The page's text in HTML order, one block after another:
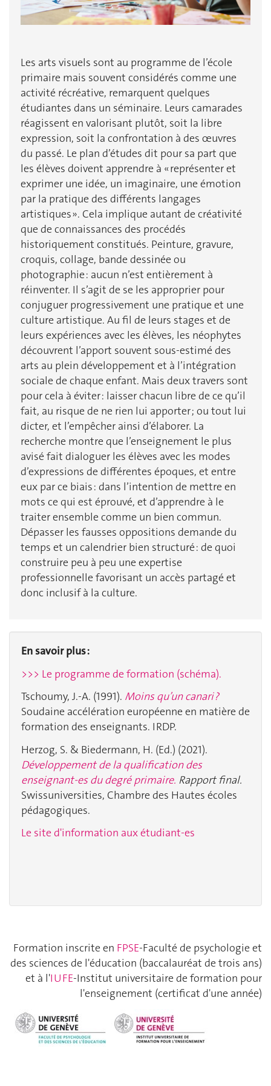
Les arts visuels sont au programme de l’école
primaire mais souvent considérés comme une
activité récréative, remarquent quelques
étudiantes dans un séminaire. Leurs camarades
réagissent en valorisant plutôt, soit la libre
expression, soit la confrontation à des œuvres
du passé. Le plan d’études dit pour sa part que
les élèves doivent apprendre à « représenter et
exprimer une idée, un imaginaire, une émotion
par la pratique des différents langages
artistiques ». Cela implique autant de créativité
que de connaissances des procédés
historiquement constitués. Peinture, gravure,
croquis, collage, bande dessinée ou
photographie : aucun n’est entièrement à
réinventer. Il s’agit de se les approprier pour
conjuguer progressivement une pratique et une
culture artistique. Au fil de leurs stages et de
leurs expériences avec les élèves, les néophytes
découvrent l’apport souvent sous-estimé des
arts au plein développement et à l’intégration
sociale de chaque enfant. Mais deux travers sont
pour cela à éviter : laisser chacun libre de ce qu’il
fait, au risque de ne rien lui apporter ; ou tout lui
dicter, et l’empêcher ainsi d’élaborer. La
recherche montre que l’enseignement le plus
avisé fait dialoguer les élèves avec les modes
d’expressions de différentes époques, et entre
eux par ce biais : dans l’intention de mettre en
mots ce qui est éprouvé, et d’apprendre à le
traiter ensemble comme un bien commun.
Dépasser les fausses oppositions demande du
temps et un calendrier bien structuré : de quoi
construire peu à peu une expertise
professionnelle favorisant un accès partagé et
donc inclusif à la culture.
En savoir plus :
>>> Le programme de formation (schéma).
Tschoumy, J.-A. (1991). Moins qu’un canari ?
Soudaine accélération européenne en matière de
formation des enseignants. IRDP.
Herzog, S. & Biedermann, H. (Ed.) (2021).
Développement de la qualification des
enseignant-es du degré primaire. Rapport final.
Swissuniversities, Chambre des Hautes écoles
pédagogiques.
Le site d'information aux étudiant-es
Formation inscrite en FPSE-Faculté de psychologie et
des sciences de l'éducation (baccalauréat de trois ans)
et à l'IUFE-Institut universitaire de formation pour
l'enseignement (certificat d'une année)